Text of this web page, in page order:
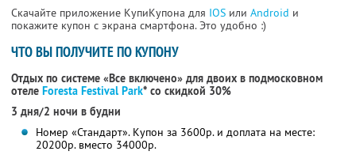
Скачайте приложение КупиКупона для IOS или Android и
покажите купон с экрана смартфона. Это удобно :)
ЧТО ВЫ ПОЛУЧИТЕ ПО КУПОНУ
Отдых по системе «Все включено» для двоих в подмосковном
отеле Foresta Festival Park* со скидкой 30%
3 дня/2 ночи в будни
Номер «Стандарт». Купон за 3600р. и доплата на месте:
20200р. вместо 34000р.